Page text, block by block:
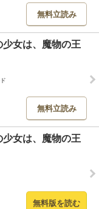
無料立読み
女は、魔物の王
無料立読み
女は、魔物の王
無料版を読む